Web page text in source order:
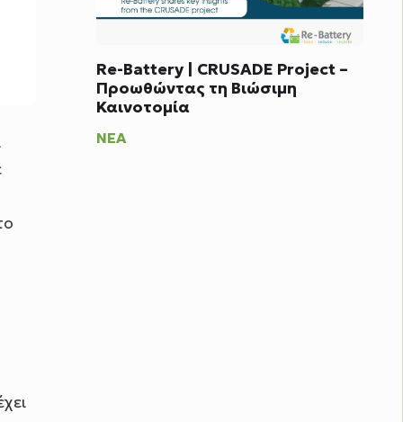
Re-Battery | CRUSADE Project –
Προωθώντας τη Βιώσιμη
Καινοτομία
ΝΈΑ